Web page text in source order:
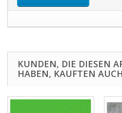
KUNDEN, DIE DIESEN
HABEN, KAUFTEN